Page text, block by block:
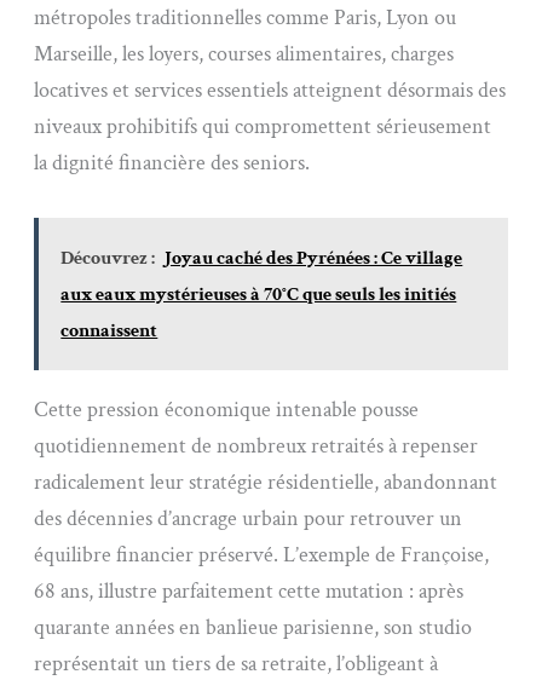
métropoles traditionnelles comme Paris, Lyon ou
Marseille, les loyers, courses alimentaires, charges
locatives et services essentiels atteignent désormais des
niveaux prohibitifs qui compromettent sérieusement
la dignité financière des seniors.
Découvrez : Joyau caché des Pyrénées : Ce village
aux eaux mystérieuses à 70°C que seuls les initiés
connaissent
Cette pression économique intenable pousse
quotidiennement de nombreux retraités à repenser
radicalement leur stratégie résidentielle, abandonnant
des décennies d’ancrage urbain pour retrouver un
équilibre financier préservé. L’exemple de Françoise,
68 ans, illustre parfaitement cette mutation : après
quarante années en banlieue parisienne, son studio
représentait un tiers de sa retraite, l’obligeant à